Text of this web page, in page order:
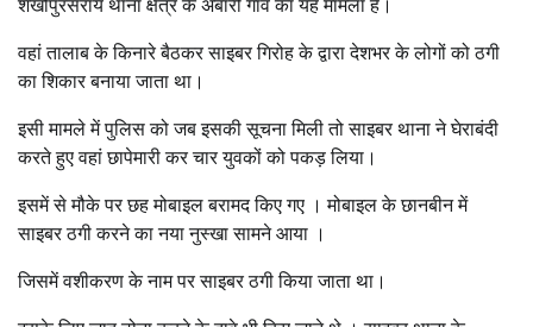
शेखोपुरसराय थाना क्षेत्र के अंबारी गांव का यह मामला है।
वहां तालाब के किनारे बैठकर साइबर गिरोह के द्वारा देशभर के लोगों को ठगी
का शिकार बनाया जाता था।
इसी मामले में पुलिस को जब इसकी सूचना मिली तो साइबर थाना ने घेराबंदी
करते हुए वहां छापेमारी कर चार युवकों को पकड़ लिया।
इसमें से मौके पर छह मोबाइल बरामद किए गए । मोबाइल के छानबीन में
साइबर ठगी करने का नया नुस्खा सामने आया ।
जिसमें वशीकरण के नाम पर साइबर ठगी किया जाता था।